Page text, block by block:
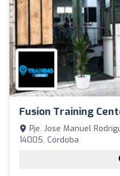
Fusion Training
Pje. Jose Manuel
14005, Córdoba